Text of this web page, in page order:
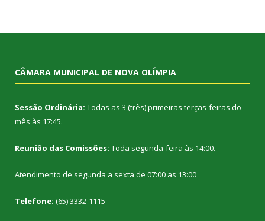
CÂMARA MUNICIPAL DE NOVA OLÍMPIA
Sessão Ordinária: Todas as 3 (três) primeiras terças-feiras do
mês às 17:45.
Reunião das Comissões: Toda segunda-feira às 14:00.
Atendimento de segunda a sexta de 07:00 as 13:00
Telefone: (65) 3332-1115